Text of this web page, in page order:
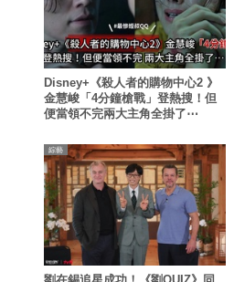
Disney+《殺人者的購物中心2 》
金慧峻「4分鐘槍戰」登熱搜！但
便當領不完兩大主角全掛了⋯
綜藝